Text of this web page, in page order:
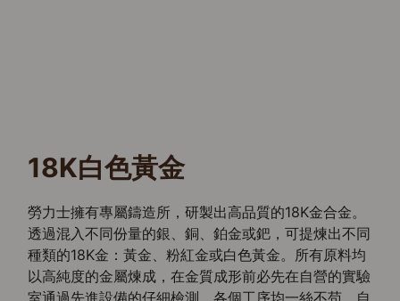
18K白色黃金
勞力士擁有專屬鑄造所，研製出高品質的18K金合金。
透過混入不同份量的銀、銅、鉑金或鈀，可提煉出不同
種類的18K金：黃金、粉紅金或白色黃金。所有原料均
以高純度的金屬煉成，在金質成形前必先在自營的實驗
室通過先進設備的仔細檢測，各個工序均一絲不苟。自